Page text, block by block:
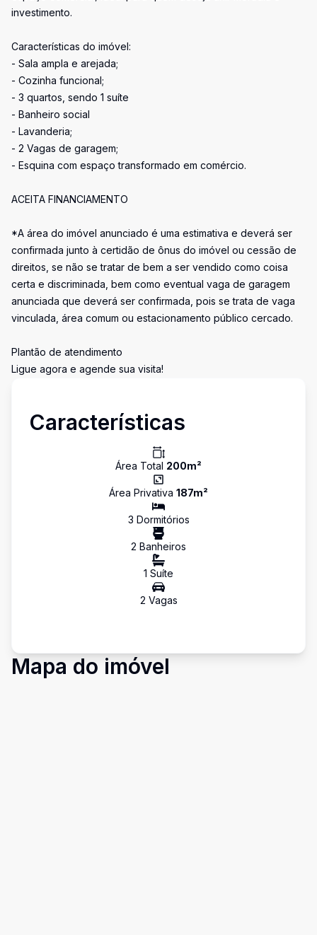
investimento.
Características do imóvel:
- Sala ampla e arejada;
- Cozinha funcional;
- 3 quartos, sendo 1 suíte
- Banheiro social
- Lavanderia;
- 2 Vagas de garagem;
- Esquina com espaço transformado em comércio.
ACEITA FINANCIAMENTO
*A área do imóvel anunciado é uma estimativa e deverá ser
confirmada junto à certidão de ônus do imóvel ou cessão de
direitos, se não se tratar de bem a ser vendido como coisa
certa e discriminada, bem como eventual vaga de garagem
anunciada que deverá ser confirmada, pois se trata de vaga
vinculada, área comum ou estacionamento público cercado.
Plantão de atendimento
Ligue agora e agende sua visita!
Características
Área Total 200m²
Área Privativa 187m²
3 Dormitórios
2 Banheiros
1 Suíte
2 Vagas
Mapa do imóvel